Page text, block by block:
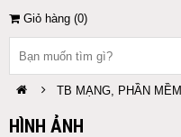
Giỏ hàng (0)
TB MẠNG, PHẦN MỀM
HÌNH ẢNH